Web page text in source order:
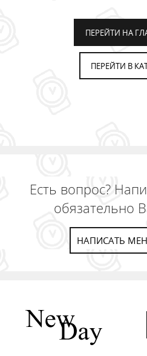
ПЕРЕЙТИ НА
ПЕРЕЙТИ В
Есть вопрос?
обязательно
НАПИСАТЬ